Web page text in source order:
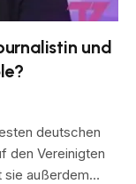
und
deutschen
den Vereinigten
sie außerdem…